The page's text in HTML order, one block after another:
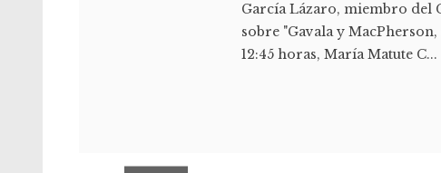
García Lázaro, miembro del
sobre "Gavala y
12:45 horas, María Matute C...